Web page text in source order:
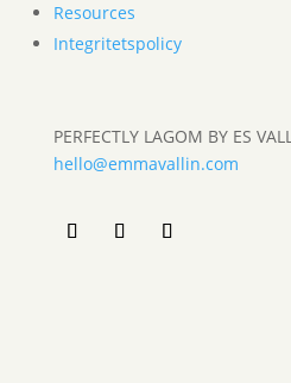
Resources
Integritetspolicy
PERFECTLY LAGOM BY ES
hello@emmavallin.com